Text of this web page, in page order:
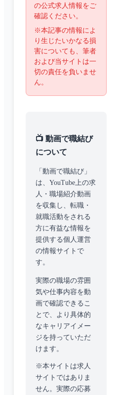
の公式求人情報をご
確認ください。
※本記事の情報によ
り生じたいかなる損
害についても、筆者
および当サイトは一
切の責任を負いませ
ん。
📺 動画で職結び
について
「動画で職結び」
は、YouTube上の求
人・職場紹介動画
を収集し、転職・
就職活動をされる
方に有益な情報を
提供する個人運営
の情報サイトで
す。
実際の職場の雰囲
気や仕事内容を動
画で確認できるこ
とで、より具体的
なキャリアイメー
ジを持っていただ
けます。
※本サイトは求人
サイトではありま
せん。実際の応募